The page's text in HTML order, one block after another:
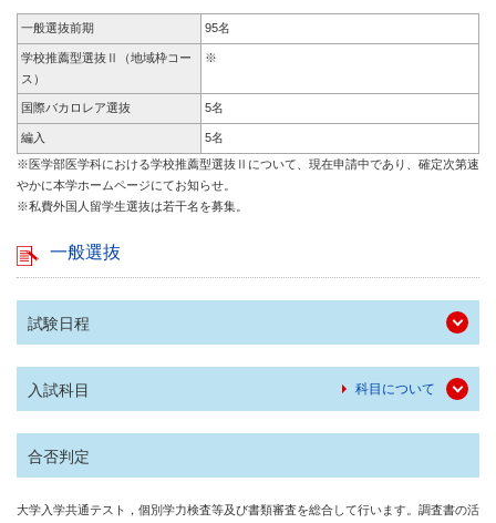
一般選抜前期 95名
学校推薦型選抜Ⅱ（地域枠コー
ス）
※
国際バカロレア選抜 5名
編入
5名
※医学部医学科における学校推薦型選抜Ⅱについて、現在申請中であり、確定次第速
やかに本学ホームページにてお知らせ。
※私費外国人留学生選抜は若干名を募集。
一般選抜
試験日程
入試科目 科目について
合否判定
大学入学共通テスト，個別学力検査等及び書類審査を総合して行います。調査書の活